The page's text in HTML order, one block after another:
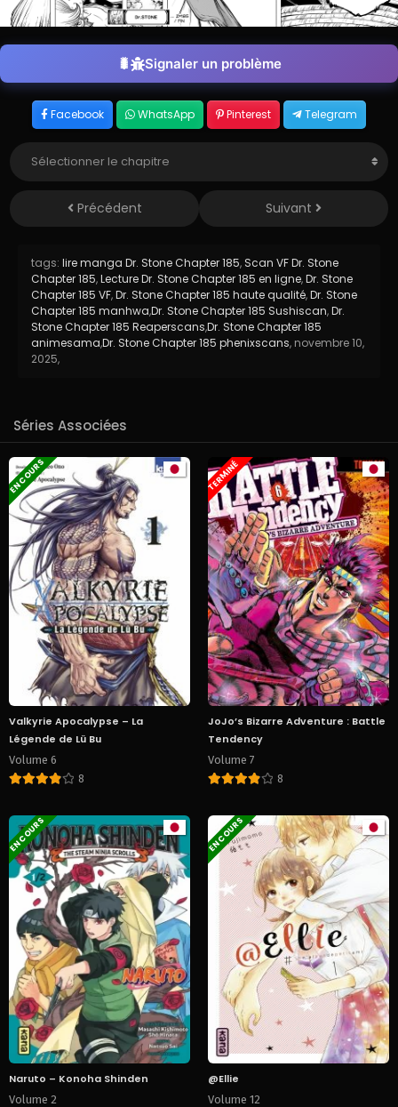
Signaler un problème
Facebook WhatsApp Pinterest Telegram
Précédent Suivant
tags: lire manga Dr. Stone Chapter 185, Scan VF Dr. Stone
Chapter 185,Lecture Dr. Stone Chapter 185 en ligne,Dr. Stone
Chapter 185 VF,Dr. Stone Chapter 185 haute qualité,Dr. Stone
Chapter 185 manhwa,Dr. Stone Chapter 185 Sushiscan,Dr.
Stone Chapter 185 Reaperscans,Dr. Stone Chapter 185
animesama,Dr. Stone Chapter 185 phenixscans, novembre 10,
2025,
Séries Associées
EN COURS
Valkyrie Apocalypse – La
Légende de Lü Bu
Volume 6
8
TERMINÉ
JoJo’s Bizarre Adventure : Battle
Tendency
Volume 7
8
EN COURS
Naruto – Konoha Shinden
Volume 2
EN COURS
@Ellie
Volume 12